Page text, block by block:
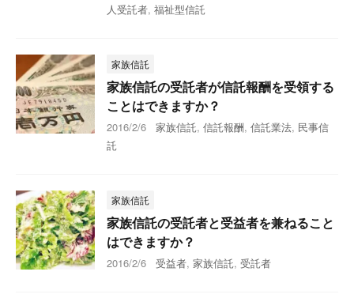
人受託者, 福祉型信託
家族信託
家族信託の受託者が信託報酬を受領する
ことはできますか？
2016/2/6 家族信託, 信託報酬, 信託業法, 民事信
託
家族信託
家族信託の受託者と受益者を兼ねること
はできますか？
2016/2/6 受益者, 家族信託, 受託者